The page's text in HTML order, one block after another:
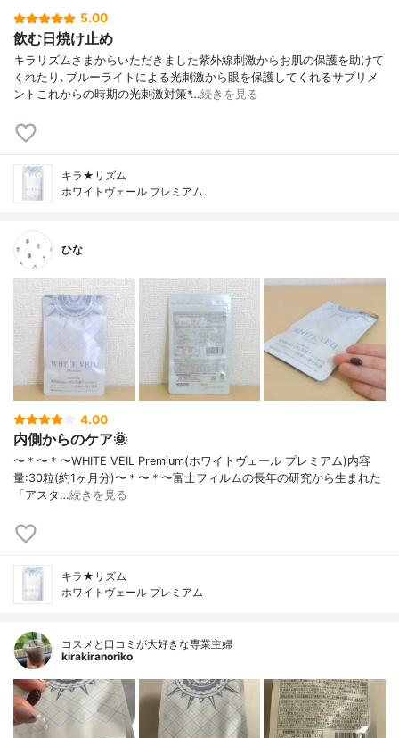
5.00
飲む日焼け止め
キラリズムさまからいただきました紫外線刺激からお肌の保護を助けて
くれたり､ブルーライトによる光刺激から眼を保護してくれるサプリメ
ントこれからの時期の光刺激対策*…続きを見る
キラ★リズム
ホワイトヴェール プレミアム
ひな
4.00
内側からのケア🌞
〜＊〜＊〜WHITE VEIL Premium(ホワイトヴェール プレミアム)内容
量:30粒(約1ヶ月分)〜＊〜＊〜富士フィルムの長年の研究から生まれた
「アスタ…続きを見る
キラ★リズム
ホワイトヴェール プレミアム
コスメと口コミが大好きな専業主婦
kirakiranoriko